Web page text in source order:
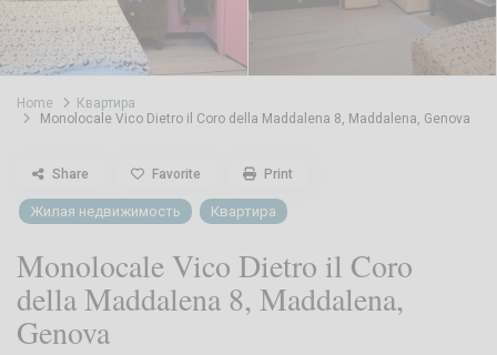
Home
Квартира
Monolocale Vico Dietro il Coro della Maddalena 8, Maddalena, Genova
Жилая недвижимость Квартира
Monolocale Vico Dietro il Coro
della Maddalena 8, Maddalena,
Genova
Share Favorite Print